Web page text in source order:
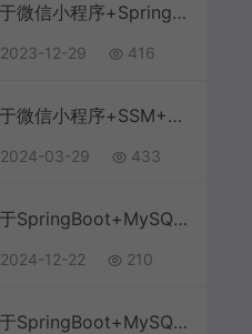
基于微信小程序+SpringBoot+MySQL的汽车维修管理小程序(附论文)
2023-12-29 416
基于微信小程序+SSM+MySQL的医院挂号预约小程序(附论文)
2024-03-29 433
基于SpringBoot+MySQL+Vue.js的电子产品销售网站
2024-12-22 210
基于SpringBoot+MySQL+Vue的校园失物招领系统(附论文)